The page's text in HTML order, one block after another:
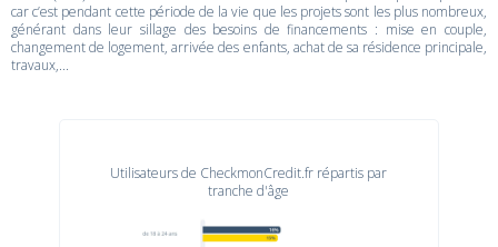
car c’est pendant cette période de la vie que les projets sont les plus nombreux,
générant dans leur sillage des besoins de financements : mise en couple,
changement de logement, arrivée des enfants, achat de sa résidence principale,
travaux,...
Utilisateurs de CheckmonCredit.fr répartis par
tranche d'âge